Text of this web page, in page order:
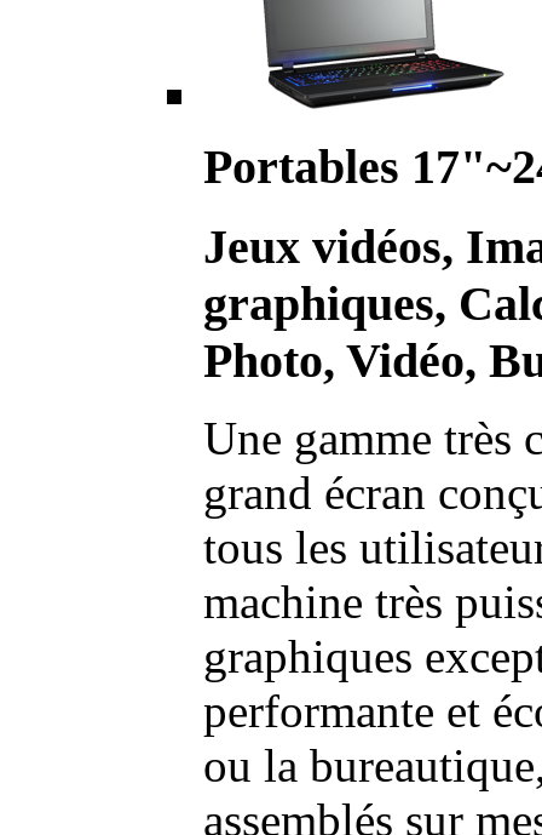
Portables
Jeux vidéos,
graphiques,
Photo, Vidéo,
Une gamme très
grand écran
tous les
machine très
graphiques
performante et
ou la
assemblés sur